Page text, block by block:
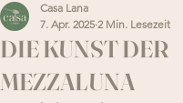
DIE KUNST DER
MEZZALUNA
Casa Lana
7. Apr. 2025 2 Min. Lesezeit